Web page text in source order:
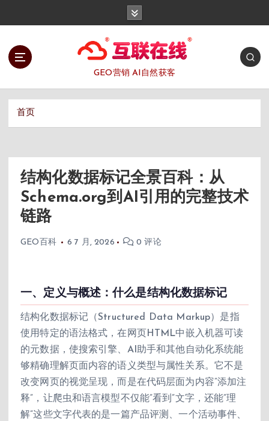
GEO营销 AI自然获客
首页
结构化数据标记全景百科：从
Schema.org到AI引用的完整技术
链路
GEO百科 6 7 月, 2026 0 评论
一、定义与概述：什么是结构化数据标记
结构化数据标记（Structured Data Markup）是指
使用特定的语法格式，在网页HTML中嵌入机器可读
的元数据，使搜索引擎、AI助手和其他自动化系统能
够精确理解页面内容的语义类型与属性关系。它不是
改变网页的视觉呈现，而是在代码层面为内容”添加注
释”，让爬虫和语言模型不仅能”看到”文字，还能”理
解”这些文字代表的是一篇产品评测、一个活动事件、